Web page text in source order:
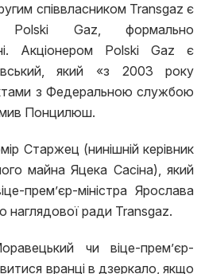
співвласником Transgaz є
Polski Gaz, формально
Акціонером Polski Gaz є
який «з 2003 року
з Федеральною службою
Понцилюш.
Старжец (нинішній керівник
майна Яцека Сасіна), який
прем’єр-міністра Ярослава
наглядової ради Transgaz.
чи віце-прем’єр-
вранці в дзеркало, якщо